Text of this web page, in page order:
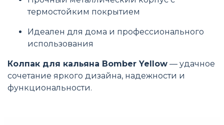
термостойким покрытием
Идеален для дома и профессионального
использования
Колпак для кальяна Bomber Yellow — удачное
сочетание яркого дизайна, надежности и
функциональности.